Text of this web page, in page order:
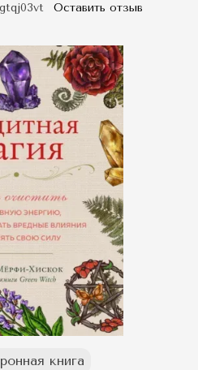
Оставить отзыв
книга